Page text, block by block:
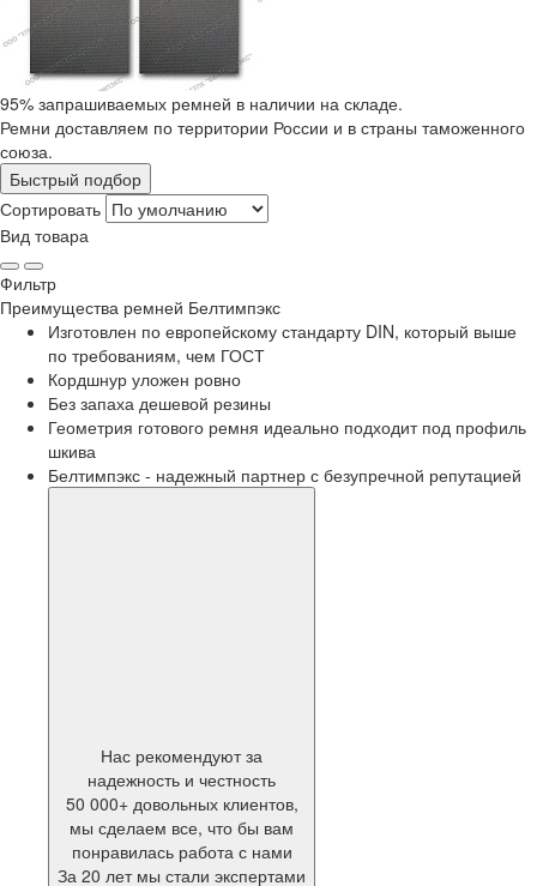
95% запрашиваемых ремней в наличии на складе.
Ремни доставляем по территории России и в страны таможенного
союза.
Быстрый подбор
Сортировать
Вид товара
Фильтр
Преимущества ремней Белтимпэкс
Изготовлен по европейскому стандарту DIN, который выше
по требованиям, чем ГОСТ
Кордшнур уложен ровно
Без запаха дешевой резины
Геометрия готового ремня идеально подходит под профиль
шкива
Белтимпэкс - надежный партнер с безупречной репутацией
Нас рекомендуют за
надежность и честность
50 000+ довольных клиентов,
мы сделаем все, что бы вам
понравилась работа с нами
За 20 лет мы стали экспертами